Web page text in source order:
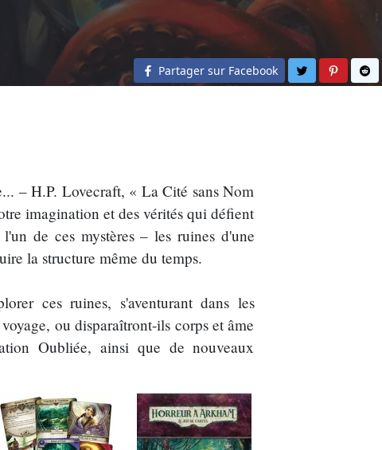
Partager sur Facebook Partager sur
– H.P. Lovecraft, « La Cité sans Nom
imagination et des vérités qui défient
de ces mystères – les ruines d'une
la structure même du temps.
ces ruines, s'aventurant dans les
ou disparaîtront-ils corps et âme
Oubliée, ainsi que de nouveaux